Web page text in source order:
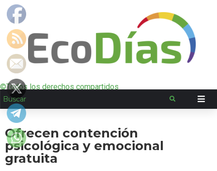
©Todos los derechos compartidos
Ofrecen contención
psicológica y emocional
gratuita